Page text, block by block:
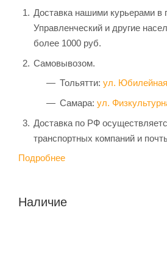
Доставка нашими курьерами в
Управленческий и другие
более 1000 руб.
Самовывозом.
Тольятти: ул.
Самара: ул.
Доставка по РФ
транспортных компаний и
Подробнее
Наличие